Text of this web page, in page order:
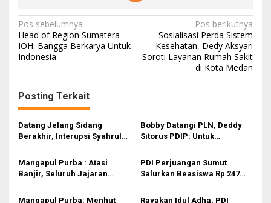
N
a
v
g
a
s
p
o
s
Pos sebelumnya
Head of Region Sumatera
IOH: Bangga Berkarya Untuk
Indonesia
Pos berikutnya
Sosialisasi Perda Sistem
Kesehatan, Dedy Aksyari
Soroti Layanan Rumah Sakit
di Kota Medan
Posting Terkait
Datang Jelang Sidang
Berakhir, Interupsi Syahrul
DPRD Sumut Tuai Sorotan
Bobby Datangi PLN, Deddy
Sitorus PDIP: Untuk
Gubernurnya Gak Paham?
Mangapul Purba : Atasi
Banjir, Seluruh Jajaran
Hingga Pusat Lakukan
PDI Perjuangan Sumut
Salurkan Beasiswa Rp 247
Mangapul Purba: Menhut
Rayakan Idul Adha, PDI